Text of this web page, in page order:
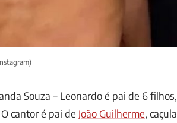
Souza – Leonardo é pai de 6 filhos,
cantor é pai de João Guilherme, caçula